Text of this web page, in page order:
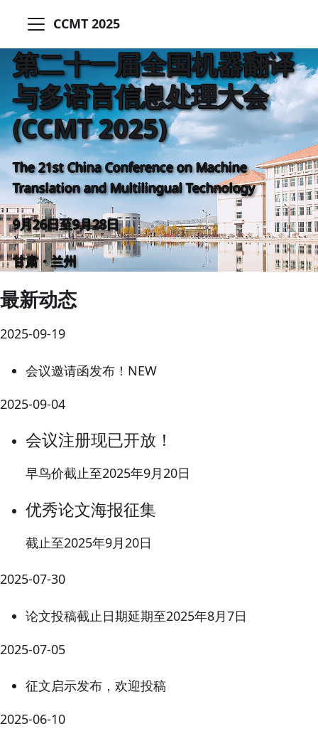
CCMT 2025
第二十一届全国机器翻译
与多语言信息处理大会
(CCMT 2025)
The 21st China Conference on Machine
Translation and Multilingual Technology
9月26日至9月28日
甘肃・兰州
最新动态
2025-09-19
会议邀请函发布！ NEW
2025-09-04
会议注册现已开放！
早鸟价截止至2025年9月20日
优秀论文海报征集
截止至2025年9月20日
2025-07-30
论文投稿截止日期延期至2025年8月7日
2025-07-05
征文启示发布，欢迎投稿
2025-06-10